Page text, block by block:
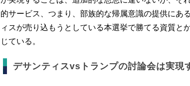
的サービス、つまり、部族的な帰属意識の提供にあ
ィスが売り込もうとしている本選挙で勝てる資質と
じている。
デサンティスvsトランプの討論会は実現